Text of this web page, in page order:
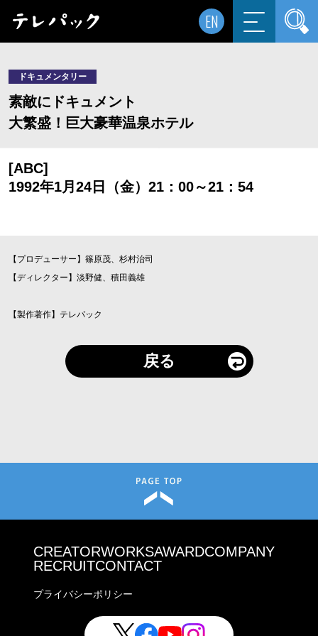
EN
ドキュメンタリー
素敵にドキュメント
大繁盛！巨大豪華温泉ホテル
[ABC]
1992年1月24日（金）21：00～21：54
【プロデューサー】篠原茂、杉村治司
【ディレクター】淡野健、積田義雄
【製作著作】テレパック
戻る
CREATORWORKSAWARDCOMPANY
RECRUITCONTACT
プライバシーポリシー